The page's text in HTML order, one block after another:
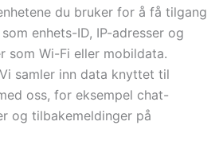
du bruker for å få tilgang
enhets-ID, IP-adresser og
som Wi-Fi eller mobildata.
samler inn data knyttet til
oss, for eksempel chat-
og tilbakemeldinger på